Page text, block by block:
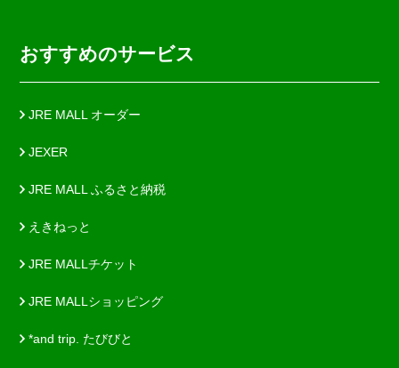
おすすめのサービス
JRE MALL オーダー
JEXER
JRE MALL ふるさと納税
えきねっと
JRE MALLチケット
JRE MALLショッピング
*and trip. たびびと